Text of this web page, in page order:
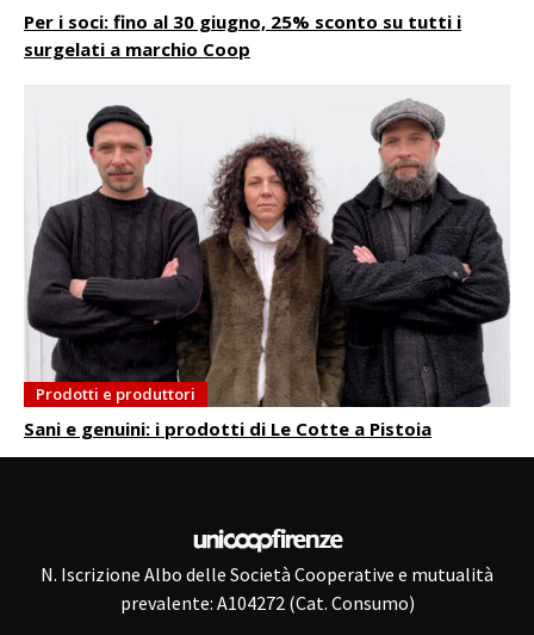
Per i soci: fino al 30 giugno, 25% sconto su tutti i
surgelati a marchio Coop
Prodotti e produttori
Sani e genuini: i prodotti di Le Cotte a Pistoia
N. Iscrizione Albo delle Società Cooperative e mutualità
prevalente: A104272 (Cat. Consumo)